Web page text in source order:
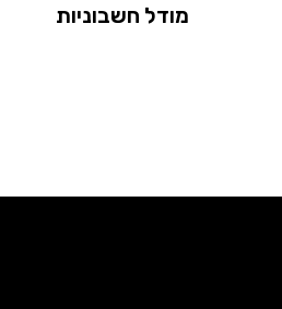
מודל חשבוניות